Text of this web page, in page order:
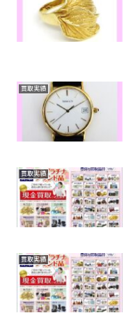
買取実績
買取実績
買取実績